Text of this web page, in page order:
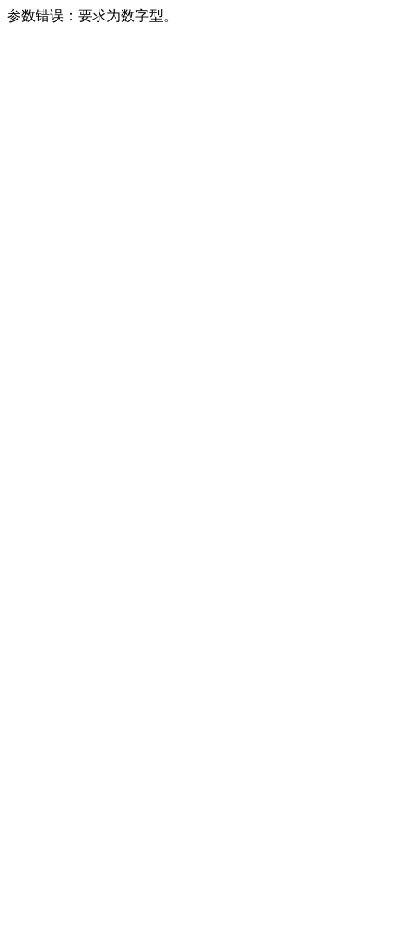
参数错误：要求为数字型。